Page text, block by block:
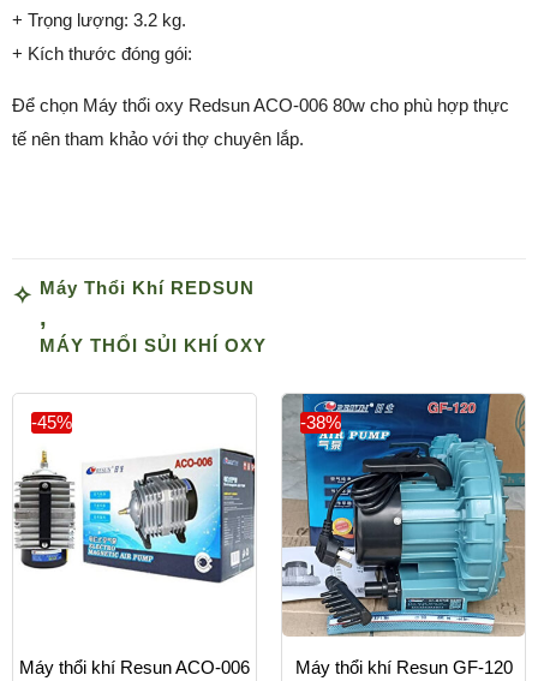
+ Trọng lượng: 3.2 kg.
+ Kích thước đóng gói:
Để chọn Máy thổi oxy Redsun ACO-006 80w cho phù hợp thực
tế nên tham khảo với thợ chuyên lắp.
Máy Thổi Khí REDSUN
,
MÁY THỔI SỦI KHÍ OXY
-45%
Máy thổi khí Resun ACO-006
-38%
Máy thổi khí Resun GF-120